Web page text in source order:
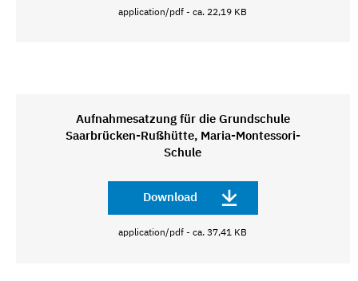
application/pdf - ca. 22,19 KB
Aufnahmesatzung für die Grundschule
Saarbrücken-Rußhütte, Maria-Montessori-
Schule
Download
application/pdf - ca. 37,41 KB